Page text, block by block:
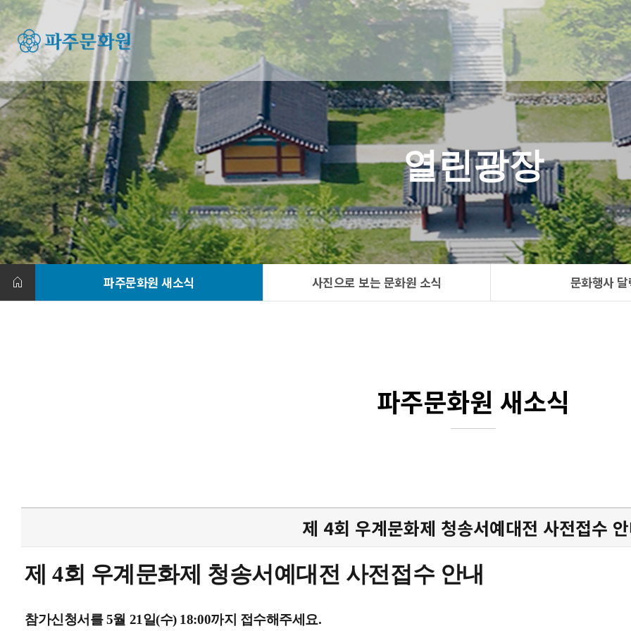
열린광장
파주문화원 새소식 사진으로 보는 문화원 소식 문화행사 달
파주문화원 새소식
제 4회 우계문화제 청송서예대전 사전접수
제 4회 우계문화제 청송서예대전 사전접수 안내
참가신청서를 5월 21일(수) 18:00까지 접수해주세요.